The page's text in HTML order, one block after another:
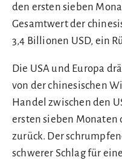
den ersten sieben
Gesamtwert der
3,4 Billionen USD, ein
Die USA und Europa
von der chinesischen
Handel zwischen den
ersten sieben Monaten
zurück. Der
schwerer Schlag für